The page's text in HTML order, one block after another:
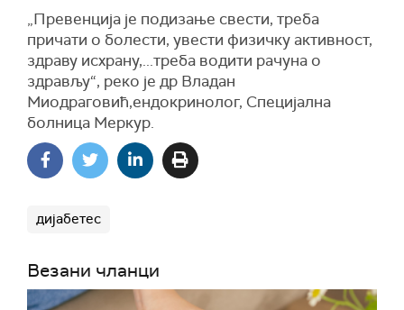
„Превенција је подизање свести, треба
причати о болести, увести физичку активност,
здраву исхрану,...треба водити рачуна о
здрављу“, реко је др Владан
Миодраговић,ендокринолог, Специјална
болница Меркур.
дијабетес
Везани чланци